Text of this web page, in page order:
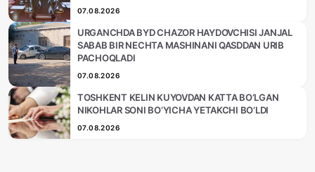
07.08.2026
URGANCHDA BYD CHAZOR HAYDOVCHISI JANJAL
SABAB BIR NECHTA MASHINANI QASDDAN URIB
PACHOQLADI
07.08.2026
TOSHKENT KELIN KUYOVDAN KATTA BO‘LGAN
NIKOHLAR SONI BO‘YICHA YETAKCHI BO‘LDI
07.08.2026